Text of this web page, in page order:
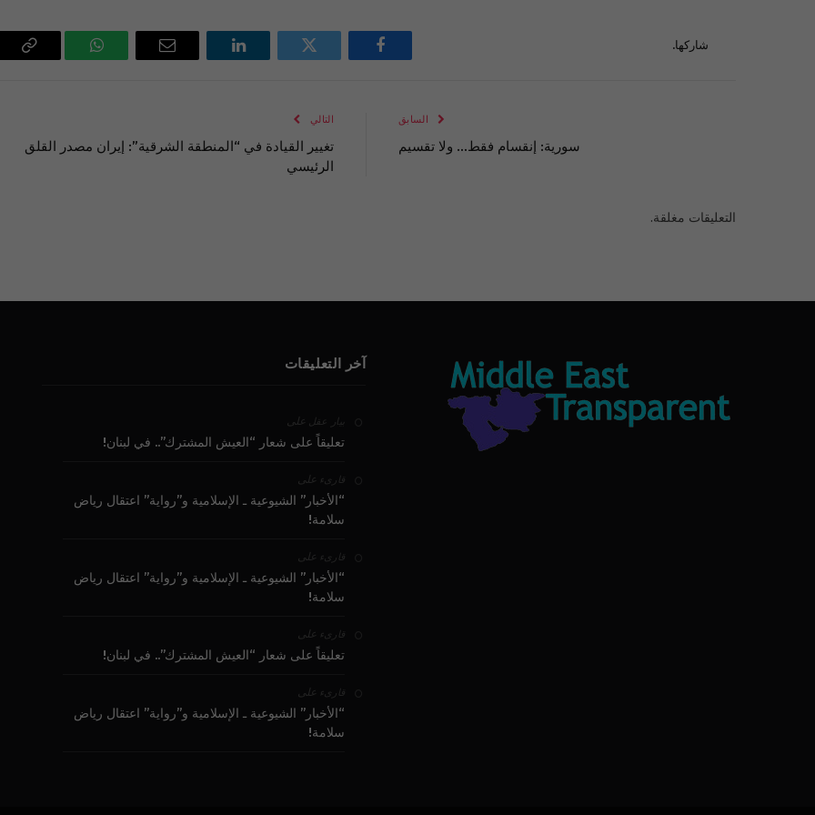
شاركها.
فيسبوك تويتر لينكدإن
البريد
واتساب
السابق
سورية: إنقسام فقط… ولا تقسيم
التالي
تغيير القيادة في “المنطقة الشرقية”: إيران مصدر القلق
الرئيسي
التعليقات مغلقة.
آخر التعليقات
بيار عقل على
تعليقاً على شعار “العيش المشترك”.. في لبنان!
قارىء على
“الأخبار” الشيوعية ـ الإسلامية و”رواية” اعتقال رياض
سلامة!
قارىء على
“الأخبار” الشيوعية ـ الإسلامية و”رواية” اعتقال رياض
سلامة!
قارىء على
تعليقاً على شعار “العيش المشترك”.. في لبنان!
قارىء على
“الأخبار” الشيوعية ـ الإسلامية و”رواية” اعتقال رياض
سلامة!